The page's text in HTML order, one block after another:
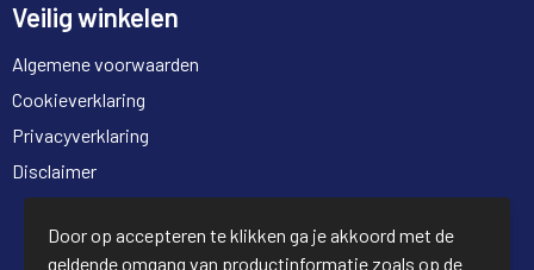
Veilig winkelen
Algemene voorwaarden
Cookieverklaring
Privacyverklaring
Disclaimer
© Copyright Full Trading 2026
Door op accepteren te klikken ga je akkoord met de
geldende omgang van productinformatie zoals op de